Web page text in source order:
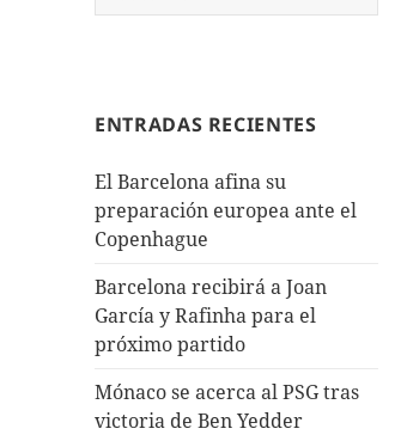
ENTRADAS RECIENTES
El Barcelona afina su
preparación europea ante el
Copenhague
Barcelona recibirá a Joan
García y Rafinha para el
próximo partido
Mónaco se acerca al PSG tras
victoria de Ben Yedder